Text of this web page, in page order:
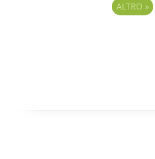
ALTRO »